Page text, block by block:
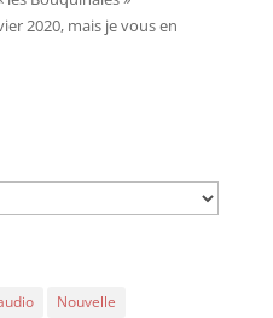
2020, mais je vous en
Nouvelle